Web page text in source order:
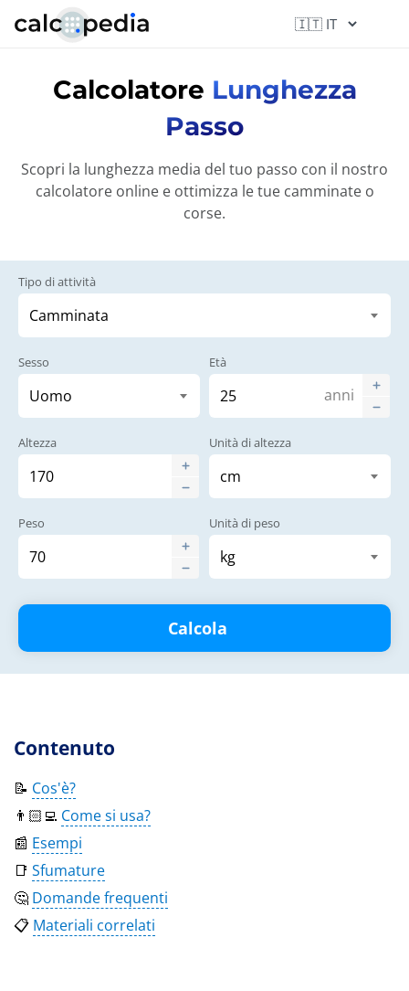
Calcolatore Lunghezza
Passo
Scopri la lunghezza media del tuo passo con il nostro
calcolatore online e ottimizza le tue camminate o
corse.
Tipo di attività
Sesso Età
anni
Altezza Unità di altezza
Peso Unità di peso
Calcola
Contenuto
📝 Cos'è?
👨🏻‍💻 Come si usa?
📰 Esempi
📑 Sfumature
🤔 Domande frequenti
📋 Materiali correlati